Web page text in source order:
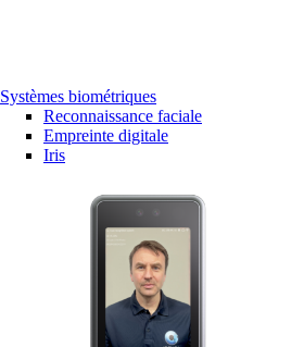
Systèmes biométriques
Reconnaissance faciale
Empreinte digitale
Iris